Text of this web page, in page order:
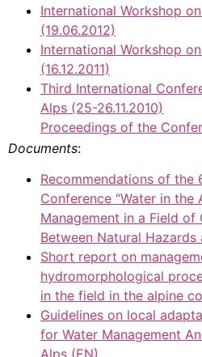
International Workshop
(19.06.2012)
International Workshop
(16.12.2011)
Third International
Alps (25-26.11.2010)
Proceedings of the
Documents:
Recommendations of the
Conference “Water in the
Management in a Field
Between Natural
Short report on
hydromorphological
in the field in the alpine
Guidelines on local
for Water Management
Alps (EN)